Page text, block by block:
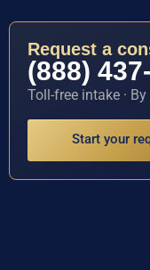
Request a
(888)
Toll-free intake ·
Start your